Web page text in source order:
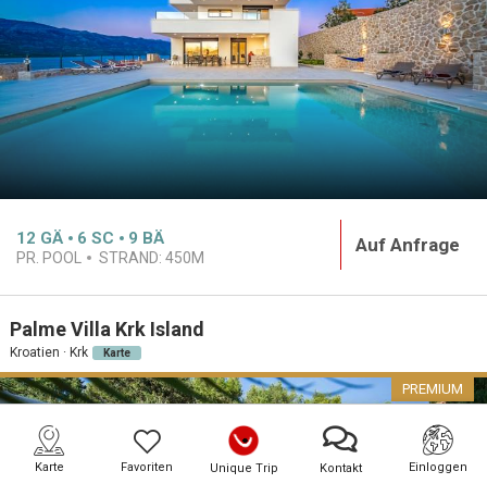
Karte Favoriten Unique Trip Kontakt Einloggen
12 GÄ 6 SC 9 BÄ
PR. POOL STRAND: 450M
Auf Anfrage
Palme Villa Krk Island
Kroatien · Krk Karte
PREMIUM